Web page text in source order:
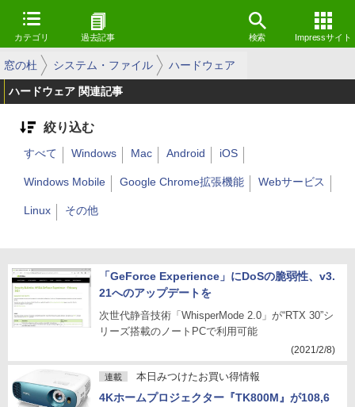
カテゴリ 過去記事 検索 Impressサイト
窓の杜 システム・ファイル ハードウェア
ハードウェア 関連記事
絞り込む
すべて Windows Mac Android iOS
Windows Mobile Google Chrome拡張機能 Webサービス
Linux その他
「GeForce Experience」にDoSの脆弱性、v3.
21へのアップデートを
次世代静音技術「WhisperMode 2.0」が“RTX 30”シ
リーズ搭載のノートPCで利用可能
(2021/2/8)
連載 本日みつけたお買い得情報
4Kホームプロジェクター『TK800M』が108,6